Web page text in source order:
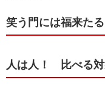
笑う門には福来た
人は人！ 比べる対